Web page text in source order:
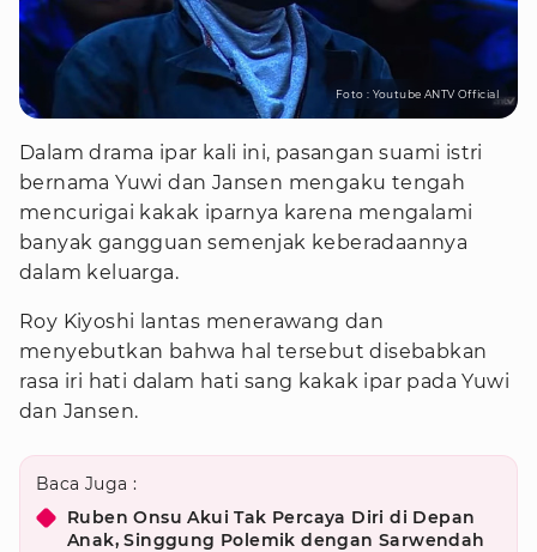
Foto : Youtube ANTV Official
Dalam drama ipar kali ini, pasangan suami istri
bernama Yuwi dan Jansen mengaku tengah
mencurigai kakak iparnya karena mengalami
banyak gangguan semenjak keberadaannya
dalam keluarga.
Roy Kiyoshi lantas menerawang dan
menyebutkan bahwa hal tersebut disebabkan
rasa iri hati dalam hati sang kakak ipar pada Yuwi
dan Jansen.
Baca Juga :
Ruben Onsu Akui Tak Percaya Diri di Depan
Anak, Singgung Polemik dengan Sarwendah